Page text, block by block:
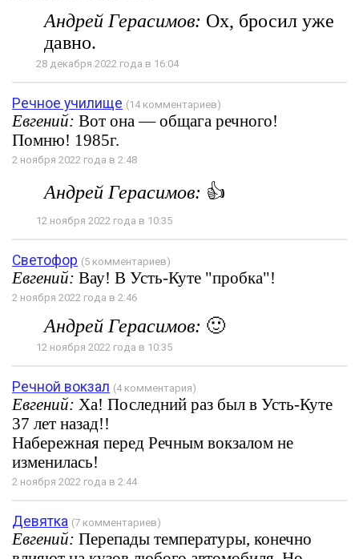
Андрей Герасимов: Ох, бросил уже
давно.
28 декабря 2022 года в 16:04
Речное училище (14 комментариев)
Евгений: Вот она — общага речного!
Помню! 1985г.
2 ноября 2022 года в 2:48
Андрей Герасимов: 👍
12 ноября 2022 года в 10:35
Светофор (5 комментариев)
Евгений: Вау! В Усть-Куте "пробка"!
2 ноября 2022 года в 2:46
Андрей Герасимов: 🙂
12 ноября 2022 года в 10:35
Речной вокзал (4 комментария)
Евгений: Ха! Последний раз был в Усть-Куте
37 лет назад!!
Набережная перед Речным вокзалом не
изменилась!
2 ноября 2022 года в 2:44
Девятка (7 комментариев)
Евгений: Перепады температуры, конечно